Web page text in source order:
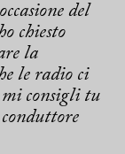
del
chiesto
la
le radio ci
consigli tu